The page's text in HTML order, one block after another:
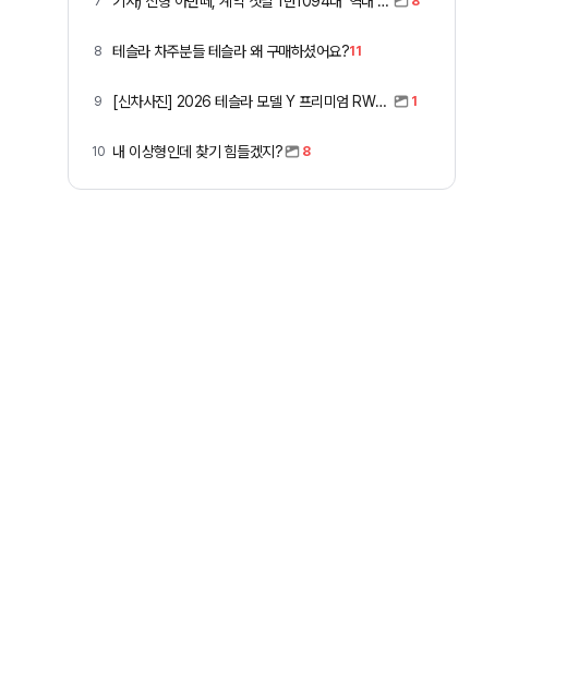
8 테슬라 차주분들 테슬라 왜 구매하셨어요?11
9 [신차사진] 2026 테슬라 모델 Y 프리미엄 RWD (펄 화이트 + 블랙시트) 1
10 내 이상형인데 찾기 힘들겠지? 8